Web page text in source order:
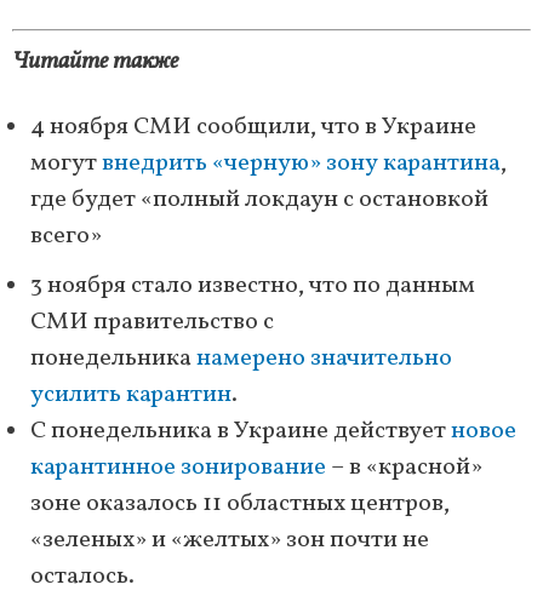
Читайте также
4 ноября СМИ сообщили, что в Украине
могутвнедрить «черную» зону карантина,
где будет «полный локдаун с остановкой
всего»
3 ноября стало известно, что по данным
СМИ правительство с
понедельниканамерено значительно
усилить карантин.
С понедельника в Украине действуетновое
карантинное зонирование – в «красной»
зоне оказалось 11 областных центров,
«зеленых» и «желтых» зон почти не
осталось.